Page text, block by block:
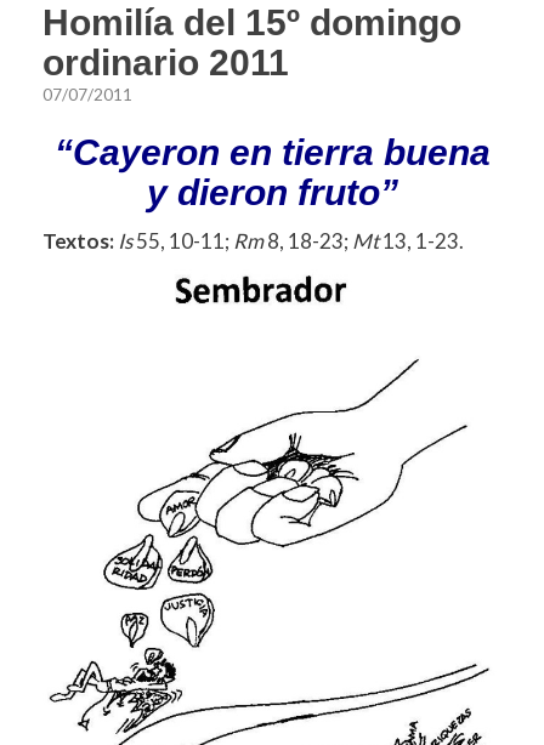
Homilía del 15º domingo
ordinario 2011
07/07/2011
“Cayeron en tierra buena
y dieron fruto”
Textos: Is55, 10-11; Rm8, 18-23; Mt13, 1-23.